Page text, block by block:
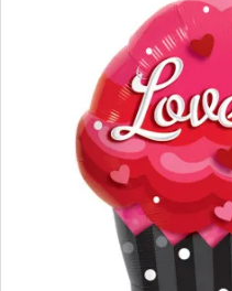
ご利用シーンから探す
商品タイプから探す
価格から探す